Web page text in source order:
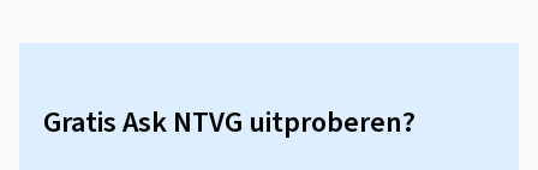
Gratis Ask NTVG uitproberen?